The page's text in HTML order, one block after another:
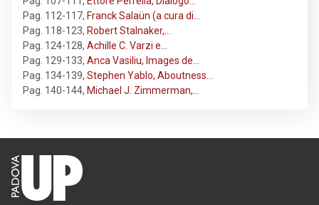
Pag. 112-117, Franck Salaün (a cura di…
Pag. 118-123, Robert Stalnaker,…
Pag. 124-128, Achille C. Varzi e…
Pag. 129-133, Anca Vasiliu, Images de…
Pag. 134-139, Stephen Yablo, Aboutness…
Pag. 140-144, Michael J. Zimmerman,…